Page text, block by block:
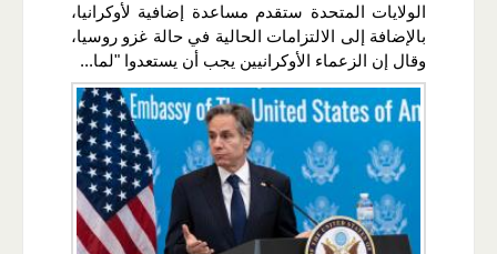
الولايات المتحدة ستقدم مساعدة إضافية لأوكرانيا،
بالإضافة إلى الالتزامات الحالية في حالة غزو روسيا،
وقال إن الزعماء الأوكرانيين يجب أن يستعدوا "لما...